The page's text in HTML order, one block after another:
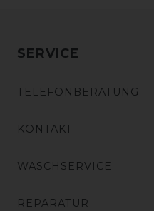
SERVICE
TELEFONBERATUNG
KONTAKT
WASCHSERVICE
REPARATUR